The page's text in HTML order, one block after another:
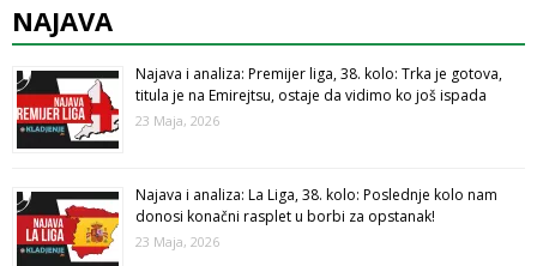
NAJAVA
Najava i analiza: Premijer liga, 38. kolo: Trka je gotova,
titula je na Emirejtsu, ostaje da vidimo ko još ispada
23 Maja, 2026
Najava i analiza: La Liga, 38. kolo: Poslednje kolo nam
donosi konačni rasplet u borbi za opstanak!
23 Maja, 2026